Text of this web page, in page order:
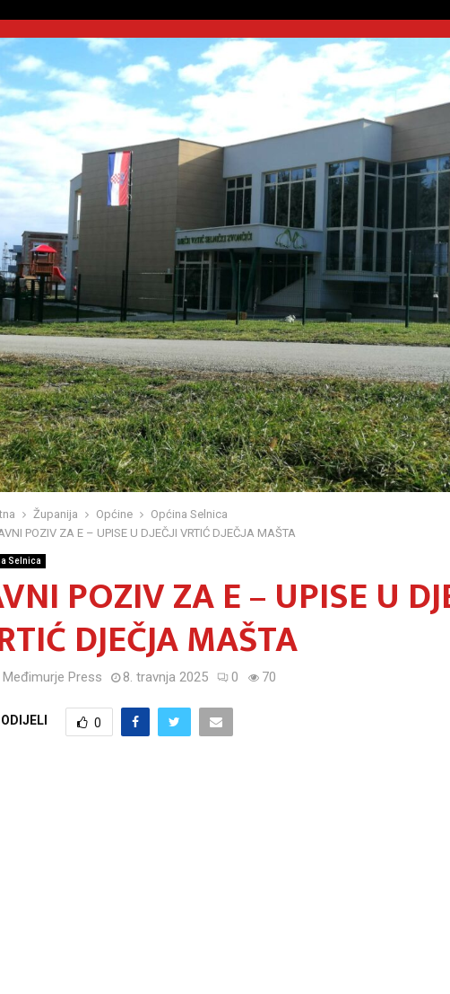
Županija Općine
Općina Selnica
POZIV ZA E – UPISE U DJEČJI VRTIĆ DJEČJA MAŠTA
Selnica
POZIV ZA E – UPISE U
DJEČJA MAŠTA
Međimurje Press 8. travnja 2025 0 70
0